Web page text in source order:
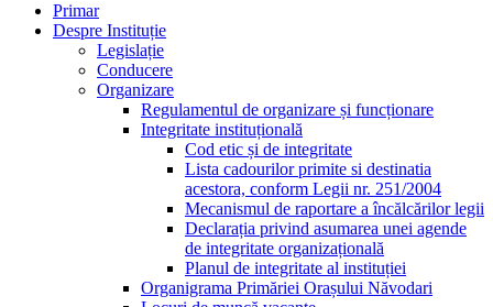
Primar
Despre Instituție
Legislație
Conducere
Organizare
Regulamentul de organizare și funcționare
Integritate instituțională
Cod etic și de integritate
Lista cadourilor primite si destinatia
acestora, conform Legii nr. 251/2004
Mecanismul de raportare a încălcărilor legii
Declarația privind asumarea unei agende
de integritate organizațională
Planul de integritate al instituției
Organigrama Primăriei Orașului Năvodari